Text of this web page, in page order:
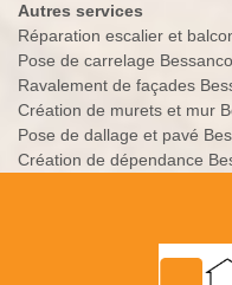
Autres services
Réparation escalier et
Pose de carrelage
Ravalement de façades
Création de murets et mur
Pose de dallage et pavé
Création de dépendance